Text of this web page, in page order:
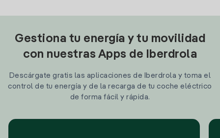
Gestiona tu energía y tu movilidad
con nuestras Apps de Iberdrola
Descárgate gratis las aplicaciones de Iberdrola y toma el
control de tu energía y de la recarga de tu coche eléctrico
de forma fácil y rápida.